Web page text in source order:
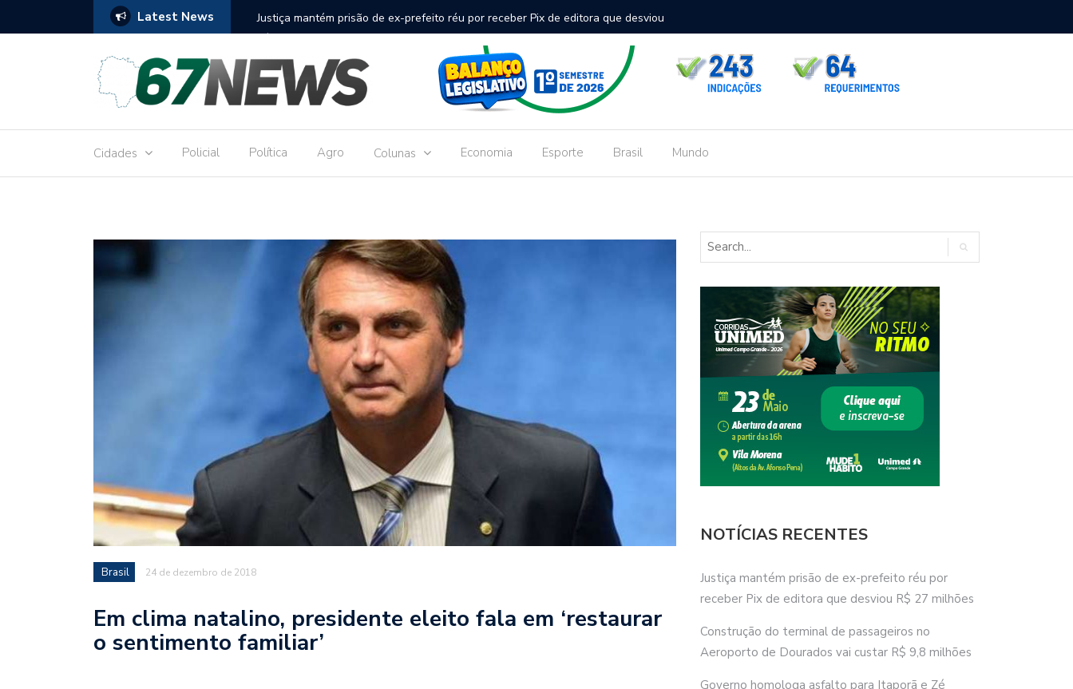
Latest News
réu por receber Pix de editora que desviou
Construção do terminal de passageiros no Aeroporto de Dourados vai custar R$
9,8 milhões
Dourados
Cidades Policial Política Agro Colunas Economia Esporte Brasil Mundo
Brasil 24 de dezembro de 2018
Em clima natalino, presidente eleito fala em ‘restaurar
o sentimento familiar’
NOTÍCIAS RECENTES
Justiça mantém prisão de ex-prefeito réu por
receber Pix de editora que desviou R$ 27 milhões
Construção do terminal de passageiros no
Aeroporto de Dourados vai custar R$ 9,8 milhões
Governo homologa asfalto para Itaporã e Zé